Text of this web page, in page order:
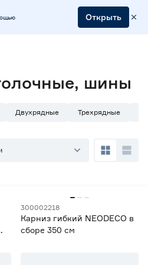
Открыть
2
шины
Двухрядные Трехрядные
300002218
Карниз гибкий NEODECO в
сборе 350 см